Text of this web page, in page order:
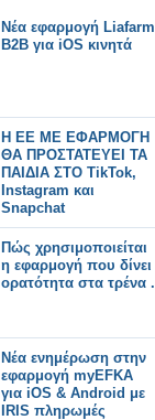
Νέα εφαρμογή Liafarm
B2B για iOS κινητά
Η ΕΕ ΜΕ ΕΦΑΡΜΟΓΗ
ΘΑ ΠΡΟΣΤΑΤΕΥΕΙ ΤΑ
ΠΑΙΔΙΑ ΣΤΟ TikTok,
Instagram και
Snapchat
Πώς χρησιμοποιείται
η εφαρμογή που δίνει
ορατότητα στα τρένα .
Νέα ενημέρωση στην
εφαρμογή myEFKA
για iOS & Android με
IRIS πληρωμές